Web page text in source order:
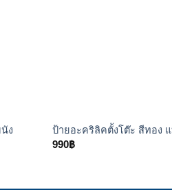
ง
ป้ายอะคริลิคตั้งโต๊ะ สีทอง
990฿